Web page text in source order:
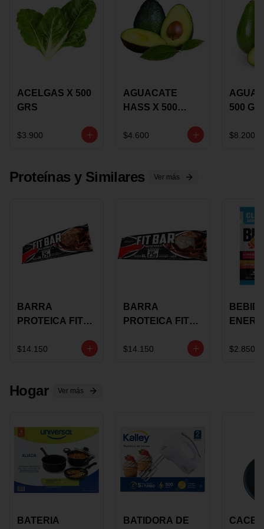
ACELGAS X 500
GRS
$3.900
AGUACATE
HASS X 500
$4.600
500
$8.200
Proteínas y Similares Ver más
BARRA
PROTEICA FIT
CHOCOLATE X
$14.150
BARRA
PROTEICA FIT
GRS
$14.150
STACK 6G
$2.850
Hogar Ver más
BATERIA BATIDORA DE